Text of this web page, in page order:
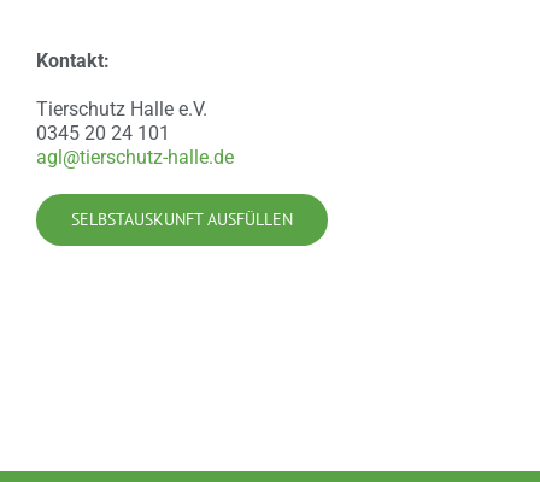
Kontakt:
Tierschutz Halle e.V.
0345 20 24 101
agl@tierschutz-halle.de
SELBSTAUSKUNFT AUSFÜLLEN